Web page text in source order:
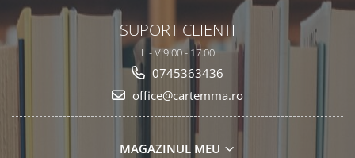
SUPORT CLIENTI
L - V 9.00 - 17.00
0745363436
office@cartemma.ro
MAGAZINUL MEU